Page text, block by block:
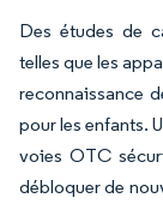
Des études de
telles que les
reconnaissance
pour les enfants.
voies OTC
débloquer de